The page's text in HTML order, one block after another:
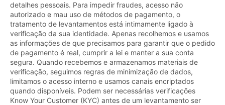
detalhes pessoais. Para impedir fraudes, acesso não
autorizado e mau uso de métodos de pagamento, o
tratamento de levantamentos está intimamente ligado à
verificação da sua identidade. Apenas recolhemos e usamos
as informações de que precisamos para garantir que o pedido
de pagamento é real, cumprir a lei e manter a sua conta
segura. Quando recebemos e armazenamos materiais de
verificação, seguimos regras de minimização de dados,
limitamos o acesso interno e usamos canais encriptados
quando disponíveis. Podem ser necessárias verificações
Know Your Customer (KYC) antes de um levantamento ser